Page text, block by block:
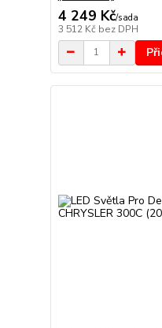
4 249 Kč/sada
3 512 Kč bez DPH